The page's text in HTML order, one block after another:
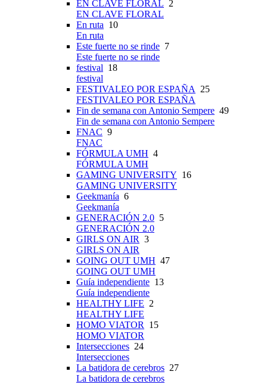
EN CLAVE FLORAL 2
EN CLAVE FLORAL
En ruta 10
En ruta
Este fuerte no se rinde 7
Este fuerte no se rinde
festival 18
festival
FESTIVALEO POR ESPAÑA
25
FESTIVALEO POR ESPAÑA
Fin de semana con Antonio Sempere 49
Fin de semana con Antonio Sempere
FNAC 9
FNAC
FÓRMULA UMH 4
FÓRMULA UMH
GAMING UNIVERSITY 16
GAMING UNIVERSITY
Geekmanía 6
Geekmanía
GENERACIÓN 2.0 5
GENERACIÓN 2.0
GIRLS ON AIR 3
GIRLS ON AIR
GOING OUT UMH 47
GOING OUT UMH
Guía independiente 13
Guía independiente
HEALTHY LIFE 2
HEALTHY LIFE
HOMO VIATOR
15
HOMO VIATOR
Intersecciones 24
Intersecciones
La batidora de cerebros 27
La batidora de cerebros